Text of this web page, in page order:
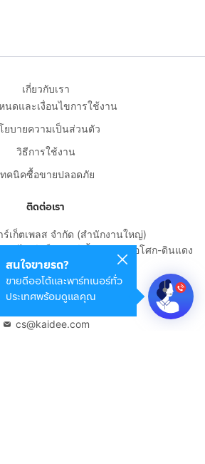
สนใจขายรถ?
ขายดีออโต้และพาร์ทเนอร์ทั่ว
ประเทศพร้อมดูแลคุณ
เกี่ยวกับเรา
นดและเงื่อนไขการใช้งาน
ยบายความเป็นส่วนตัว
วิธีการใช้งาน
ทคนิคซื้อขายปลอดภัย
ติดต่อเรา
ร์เก็ตเพลส จำกัด (สำนักงานใหญ่)
ายไนน์ เซ็นเตอร์ ชั้น 22 ถนนอโศก-ดินแดง
วงดินแดง เขตดินแดง
กรุงเทพมหานคร 10400
cs@kaidee.com